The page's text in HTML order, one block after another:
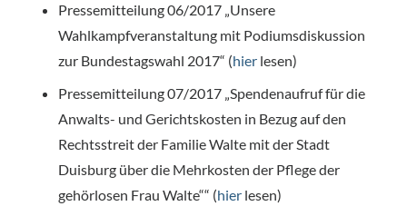
Pressemitteilung 06/2017 „Unsere
Wahlkampfveranstaltung mit Podiumsdiskussion
zur Bundestagswahl 2017“ (hier lesen)
Pressemitteilung 07/2017 „Spendenaufruf für die
Anwalts- und Gerichtskosten in Bezug auf den
Rechtsstreit der Familie Walte mit der Stadt
Duisburg über die Mehrkosten der Pflege der
gehörlosen Frau Walte““ (hier lesen)